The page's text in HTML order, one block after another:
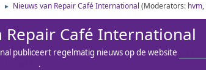
► Nieuws van Repair Café International (Moderators: hvm,
Repair Café International
publiceert regelmatig nieuws op de website
.